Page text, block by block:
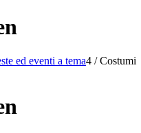
ed eventi a tema4 / Costumi